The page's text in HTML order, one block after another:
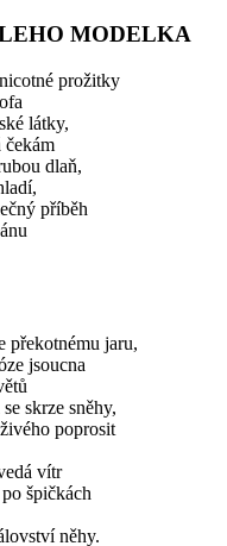
MODELKA
prožitky
látky,
čekám
dlaň,
příběh
překotnému jaru,
jsoucna
skrze sněhy,
poprosit
vítr
špičkách
něhy.